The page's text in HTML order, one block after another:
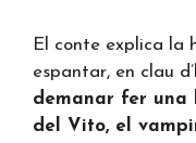
El conte explica la
espantar, en clau
demanar fer
del Vito, el